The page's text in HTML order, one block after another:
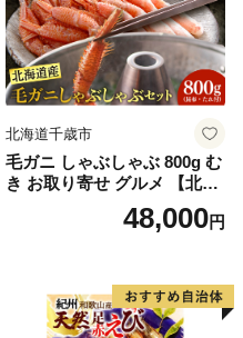
北海道千歳市
毛ガニ しゃぶしゃぶ 800g む
き お取り寄せ グルメ 【北海
道】【札幌バルナバフーズ】
48,000円